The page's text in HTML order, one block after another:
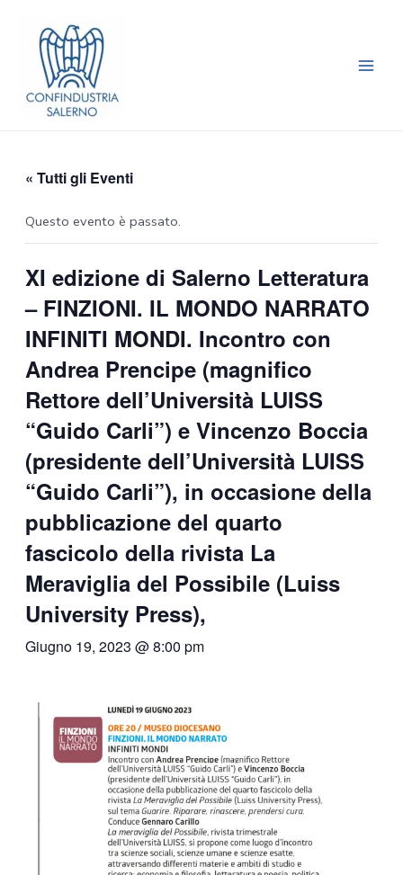
contenuto
« Tutti gli Eventi
Questo evento è passato.
XI edizione di Salerno Letteratura
– FINZIONI. IL MONDO NARRATO
INFINITI MONDI. Incontro con
Andrea Prencipe (magnifico
Rettore dell’Università LUISS
“Guido Carli”) e Vincenzo Boccia
(presidente dell’Università LUISS
“Guido Carli”), in occasione della
pubblicazione del quarto
fascicolo della rivista La
Meraviglia del Possibile (Luiss
University Press),
Giugno 19, 2023 @ 8:00 pm